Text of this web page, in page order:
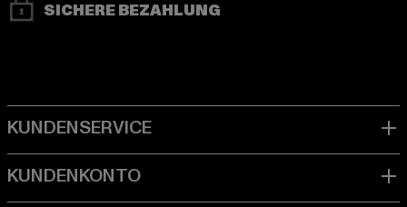
SICHERE BEZAHLUNG